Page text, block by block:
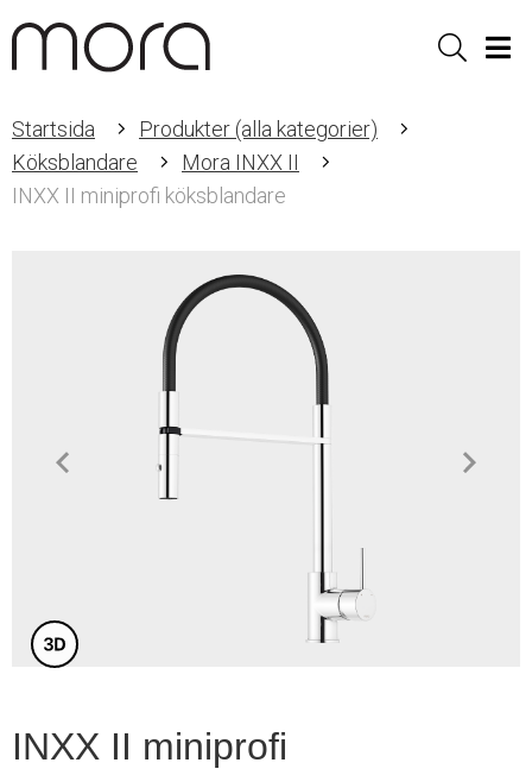
Sök
Startsida
Produkter (alla kategorier)
Köksblandare
Mora INXX II
INXX II miniprofi köksblandare
INXX II miniprofi